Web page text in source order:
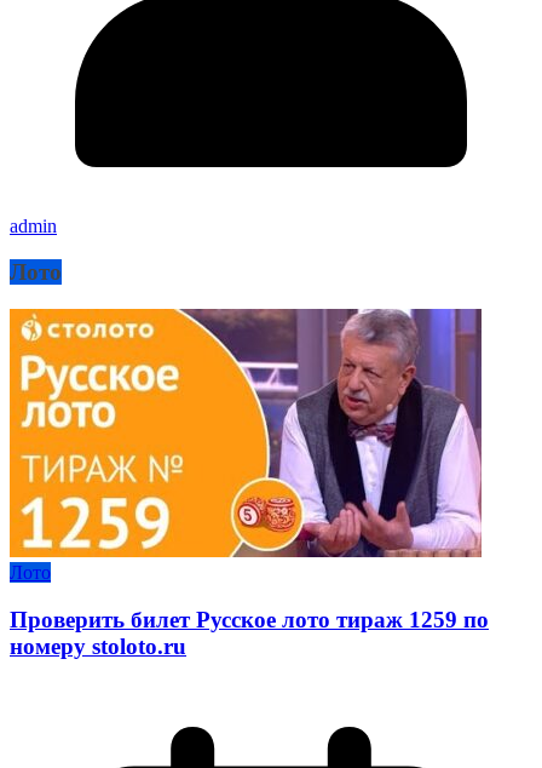
admin
Лото
Лото
Проверить билет Русское лото тираж 1259 по
номеру stoloto.ru